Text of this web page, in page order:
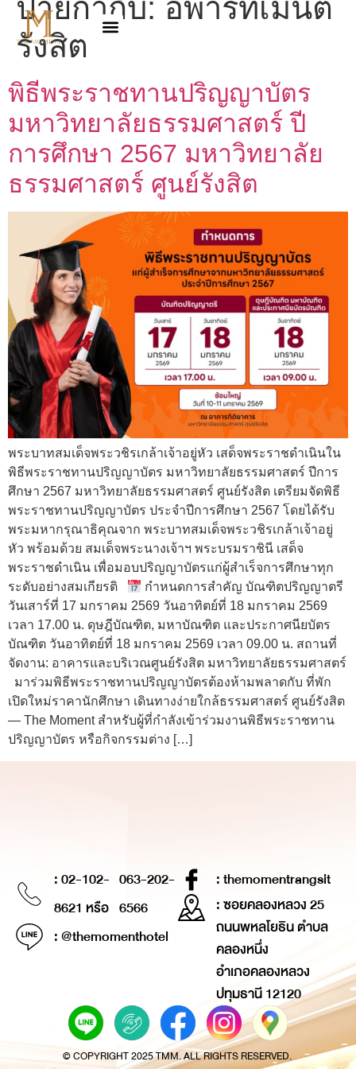
ป้ายกำกับ: อพาร์ทเมนต์
รังสิต
พิธีพระราชทานปริญญาบัตร
มหาวิทยาลัยธรรมศาสตร์ ปี
การศึกษา 2567 มหาวิทยาลัย
ธรรมศาสตร์ ศูนย์รังสิต
พระบาทสมเด็จพระวชิรเกล้าเจ้าอยู่หัว เสด็จพระราชดำเนินใน
พิธีพระราชทานปริญญาบัตร มหาวิทยาลัยธรรมศาสตร์ ปีการ
ศึกษา 2567 มหาวิทยาลัยธรรมศาสตร์ ศูนย์รังสิต เตรียมจัดพิธี
พระราชทานปริญญาบัตร ประจำปีการศึกษา 2567 โดยได้รับ
พระมหากรุณาธิคุณจาก พระบาทสมเด็จพระวชิรเกล้าเจ้าอยู่
หัว พร้อมด้วย สมเด็จพระนางเจ้าฯ พระบรมราชินี เสด็จ
พระราชดำเนิน เพื่อมอบปริญญาบัตรแก่ผู้สำเร็จการศึกษาทุก
ระดับอย่างสมเกียรติ
กำหนดการสำคัญ บัณฑิตปริญญาตรี
วันเสาร์ที่ 17 มกราคม 2569 วันอาทิตย์ที่ 18 มกราคม 2569
เวลา 17.00 น. ดุษฎีบัณฑิต, มหาบัณฑิต และประกาศนียบัตร
บัณฑิต วันอาทิตย์ที่ 18 มกราคม 2569 เวลา 09.00 น. สถานที่
จัดงาน: อาคารและบริเวณศูนย์รังสิต มหาวิทยาลัยธรรมศาสตร์
มาร่วมพิธีพระราชทานปริญญาบัตรต้องห้ามพลาดกับ ที่พัก
เปิดใหม่ราคานักศึกษา เดินทางง่ายใกล้ธรรมศาสตร์ ศูนย์รังสิต
— The Moment สำหรับผู้ที่กำลังเข้าร่วมงานพิธีพระราชทาน
ปริญญาบัตร หรือกิจกรรมต่าง […]
: 02-102-
8621 หรือ
063-202-
6566
: @themomenthotel
: themomentrangsit
: ซอยคลองหลวง 25
ถนนพหลโยธิน ตำบล
คลองหนึ่ง
อำเภอคลองหลวง
ปทุมธานี 12120
© COPYRIGHT 2025 TMM. ALL RIGHTS RESERVED.